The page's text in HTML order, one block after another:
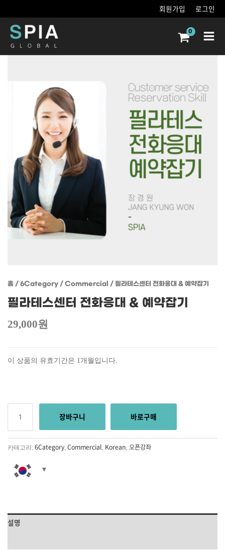
건너뛰기
회원가입 로그인
Menu
홈 / 6Category / Commercial / 필라테스센터 전화응대 & 예약잡기
필라테스센터 전화응대 & 예약잡기
29,000원
이 상품의 유효기간은 1개월입니다.
장바구니 바로구매
카테고리: 6Category Commercial Korean 오픈강좌
설명